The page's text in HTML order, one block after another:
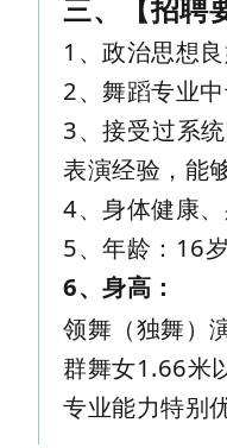
三、【招聘
1、政治思想
2、舞蹈专业中
3、接受过系
表演经验，能
4、身体健康
5、年龄：16
6、身高：
领舞（独舞）
群舞女1.66米
专业能力特别